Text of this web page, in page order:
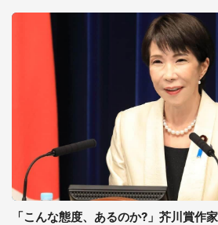
「こんな態度、あるのか?」芥川賞作